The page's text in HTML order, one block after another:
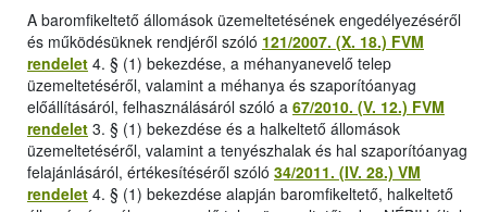
A baromfikeltető állomások üzemeltetésének engedélyezéséről
és működésüknek rendjéről szóló 121/2007. (X. 18.) FVM
rendelet 4. § (1) bekezdése, a méhanyanevelő telep
üzemeltetéséről, valamint a méhanya és szaporítóanyag
előállításáról, felhasználásáról szóló a 67/2010. (V. 12.) FVM
rendelet 3. § (1) bekezdése és a halkeltető állomások
üzemeltetéséről, valamint a tenyészhalak és hal szaporítóanyag
felajánlásáról, értékesítéséről szóló 34/2011. (IV. 28.) VM
rendelet 4. § (1) bekezdése alapján baromfikeltető, halkeltető